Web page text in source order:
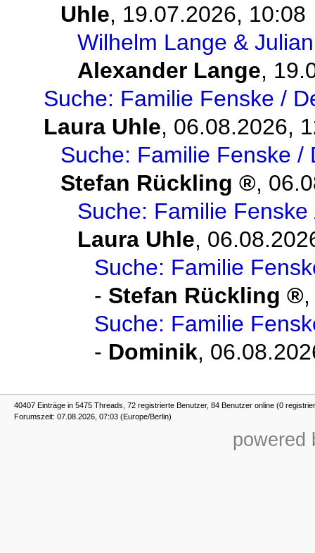
Uhle, 19.07.2026, 10:08
Wilhelm Lange &
Alexander Lange,
Suche: Familie Fenske /
Laura Uhle, 06.08.2026,
Suche: Familie Fenske /
Stefan Rückling
,
Suche: Familie
Laura Uhle,
Suche: Familie
- Stefan Rückling
Suche: Familie
- Dominik,
40407 Einträge in 5475 Threads, 72 registrierte Benutzer, 84 Benutzer online (0
Forumszeit: 07.08.2026, 07:03 (Europe/Berlin)
powered